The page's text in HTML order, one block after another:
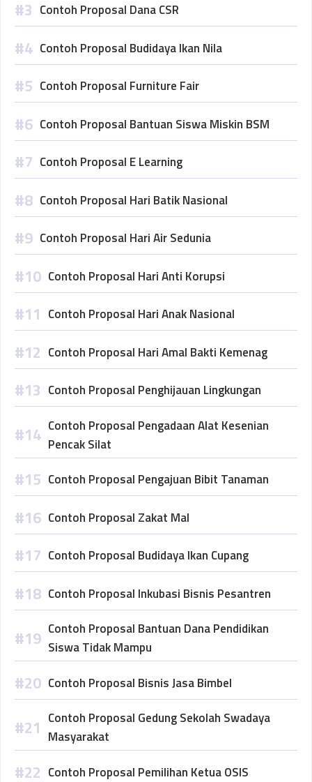
Contoh Proposal Dana CSR
Contoh Proposal Budidaya Ikan Nila
Contoh Proposal Furniture Fair
Contoh Proposal Bantuan Siswa Miskin BSM
Contoh Proposal E Learning
Contoh Proposal Hari Batik Nasional
Contoh Proposal Hari Air Sedunia
Contoh Proposal Hari Anti Korupsi
Contoh Proposal Hari Anak Nasional
Contoh Proposal Hari Amal Bakti Kemenag
Contoh Proposal Penghijauan Lingkungan
Contoh Proposal Pengadaan Alat Kesenian
Pencak Silat
Contoh Proposal Pengajuan Bibit Tanaman
Contoh Proposal Zakat Mal
Contoh Proposal Budidaya Ikan Cupang
Contoh Proposal Inkubasi Bisnis Pesantren
Contoh Proposal Bantuan Dana Pendidikan
Siswa Tidak Mampu
Contoh Proposal Bisnis Jasa Bimbel
Contoh Proposal Gedung Sekolah Swadaya
Masyarakat
Contoh Proposal Pemilihan Ketua OSIS